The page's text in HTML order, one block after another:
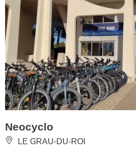
Neocyclo
LE GRAU-DU-ROI